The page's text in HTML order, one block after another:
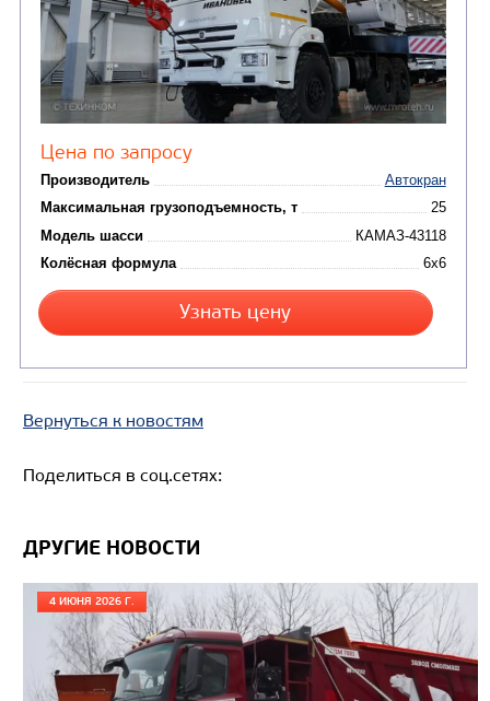
Цена по запросу
Производитель
Колёсная формула
АВТОКРАН ИВАНОВЕЦ КС-45717К-3Р
Вернуться к новостям
Поделиться в соц.сетях:
ДРУГИЕ НОВОСТИ
4 ИЮНЯ 2026 Г.